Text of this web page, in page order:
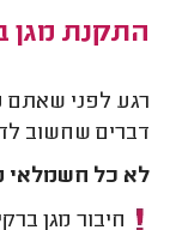
התקנת מגן
רגע לפני שאתם
דברים שחשוב
לא כל חשמלאי
חיבור מגן